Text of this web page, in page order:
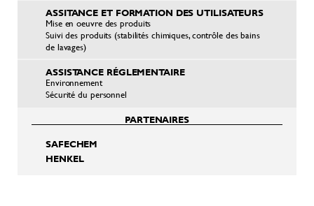
ASSITANCE ET FORMATION DES UTILISATEURS
Mise en oeuvre des produits
Suivi des produits (stabilités chimiques, contrôle des bains
de lavages)
ASSISTANCE RÉGLEMENTAIRE
Environnement
Sécurité du personnel
PARTENAIRES
SAFECHEM
HENKEL